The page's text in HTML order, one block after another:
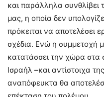
και παράλληλα συνθλίβει
μας, η οποία δεν
πρόκειται να αποτελέσει
σχέδια. Ενώ η συμμετοχή
κατατάσσει την χώρα στα
Ισραήλ –και αντίστοιχα
αναπόφευκτα θα